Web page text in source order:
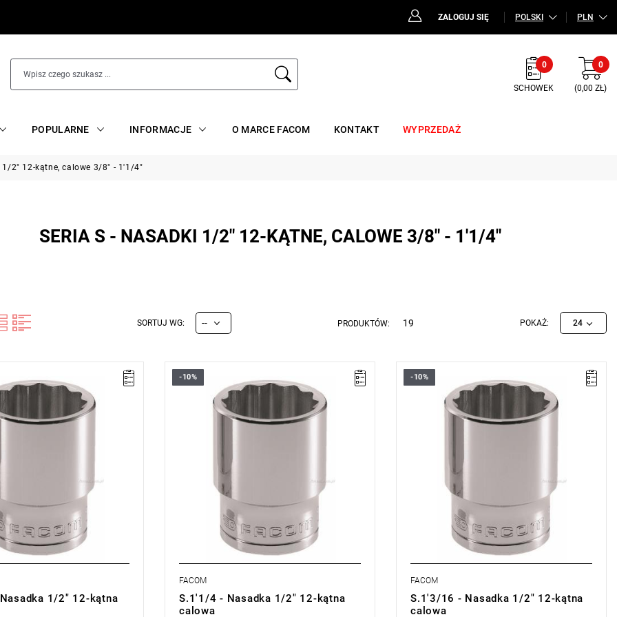
ZALOGUJ SIĘ POLSKI PLN
0
SCHOWEK
0
(0,00 ZŁ)
POPULARNE INFORMACJE O MARCE FACOM KONTAKT WYPRZEDAŻ
1/2" 12-kątne, calowe 3/8" - 1'1/4"
SERIA S - NASADKI 1/2" 12-KĄTNE, CALOWE 3/8" - 1'1/4"
SORTUJ WG: -- PRODUKTÓW: 19 POKAŻ: 24
większa siła i
ochrona nakrętek
ograniczenia w czasie)
1/2" 12-kątna
• 1'1/4 "
• ⧠ 1/2”
• Profil OGV®: większa siła i
bezpieczeństwo, ochrona nakrętek
produktu bez ograniczenia w czasie)
-10%
FACOM
S.1'1/4 - Nasadka 1/2" 12-kątna
calowa
• 1'3/16 "
• ⧠ 1/2”
• Profil OGV®: większa siła i
bezpieczeństwo, ochrona nakrętek
produktu bez ograniczenia w czasie)
-10%
FACOM
S.1'3/16 - Nasadka 1/2" 12-kątna
calowa